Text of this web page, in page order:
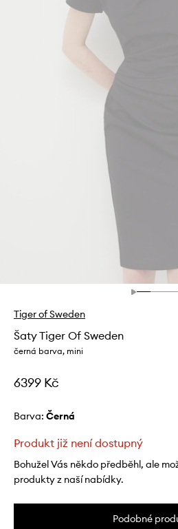
Tiger of Sweden
Šaty Tiger Of Sweden
černá barva, mini
6399 Kč
Barva: černá
Produkt již není dostupný
Bohužel Vás někdo předběhl, ale
produkty z naší nabídky.
Podobné